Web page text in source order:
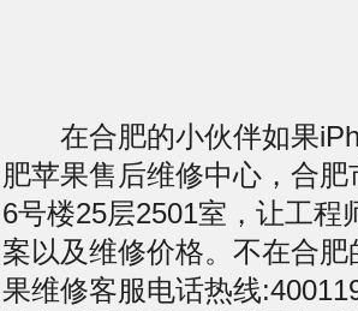
在合肥的小伙伴如果
肥苹果售后维修中心，合
6号楼25层2501室，让工
案以及维修价格。不在合
果维修客服电话热线